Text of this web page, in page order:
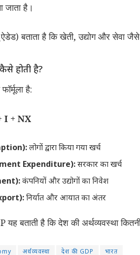
जाता है।
बताता है कि खेती, उद्योग और सेवा जैसे
होती है?
है:
I + NX
लोगों द्वारा किया गया खर्च
Expenditure):सरकार का खर्च
कंपनियों और उद्योगों का निवेश
निर्यात और आयात का अंतर
यह बताती है कि देश की अर्थव्यवस्था
अर्थव्यवस्था देश की GDP भारत